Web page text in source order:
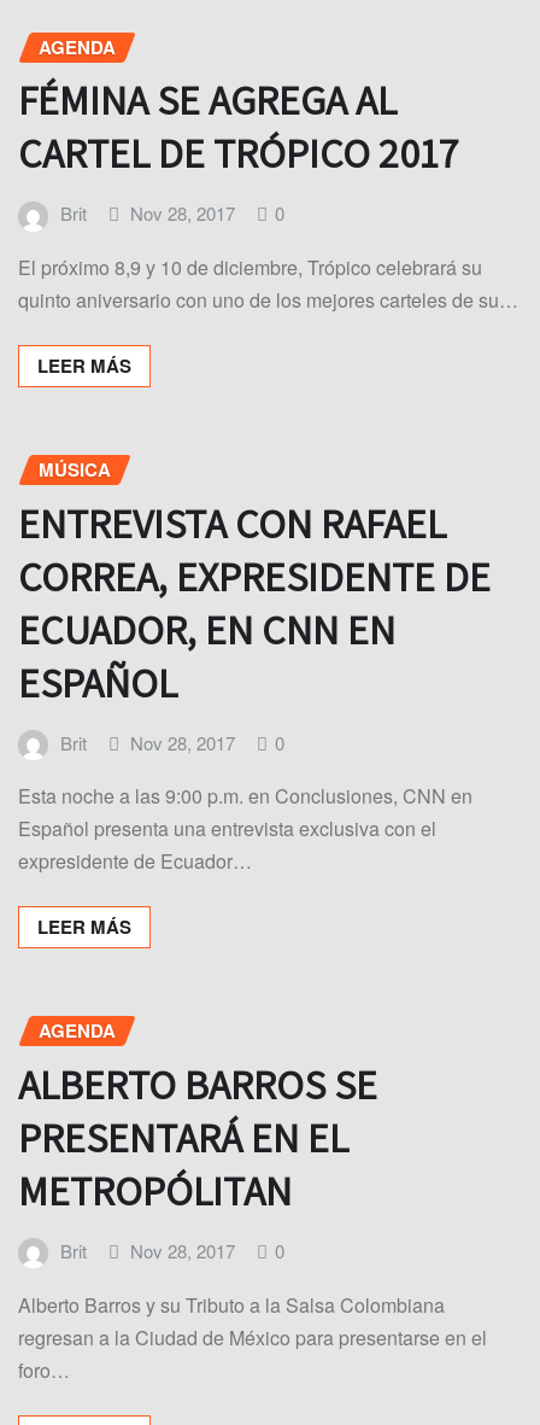
AGENDA
FÉMINA SE AGREGA AL
CARTEL DE TRÓPICO 2017
Brit Nov 28, 2017 0
El próximo 8,9 y 10 de diciembre, Trópico celebrará su
quinto aniversario con uno de los mejores carteles de su…
LEER MÁS
MÚSICA
ENTREVISTA CON RAFAEL
CORREA, EXPRESIDENTE DE
ECUADOR, EN CNN EN
ESPAÑOL
Brit Nov 28, 2017 0
Esta noche a las 9:00 p.m. en Conclusiones, CNN en
Español presenta una entrevista exclusiva con el
expresidente de Ecuador…
LEER MÁS
AGENDA
ALBERTO BARROS SE
PRESENTARÁ EN EL
METROPÓLITAN
Brit Nov 28, 2017 0
Alberto Barros y su Tributo a la Salsa Colombiana
regresan a la Ciudad de México para presentarse en el
foro…